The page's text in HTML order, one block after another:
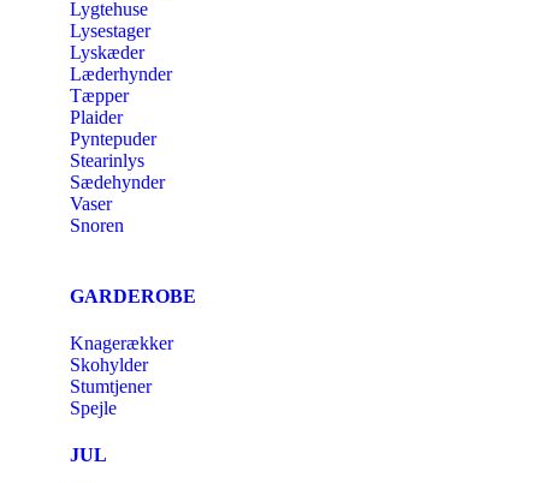
Lygtehuse
Lysestager
Lyskæder
Læderhynder
Tæpper
Plaider
Pyntepuder
Stearinlys
Sædehynder
Vaser
Snoren
GARDEROBE
Knagerækker
Skohylder
Stumtjener
Spejle
JUL